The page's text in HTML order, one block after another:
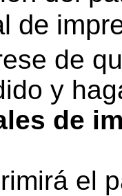
de
de
y
de
el